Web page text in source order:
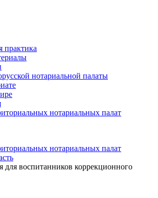
практика
нотариальной палаты
нотариальных палат
нотариальных палат
для воспитанников коррекционного